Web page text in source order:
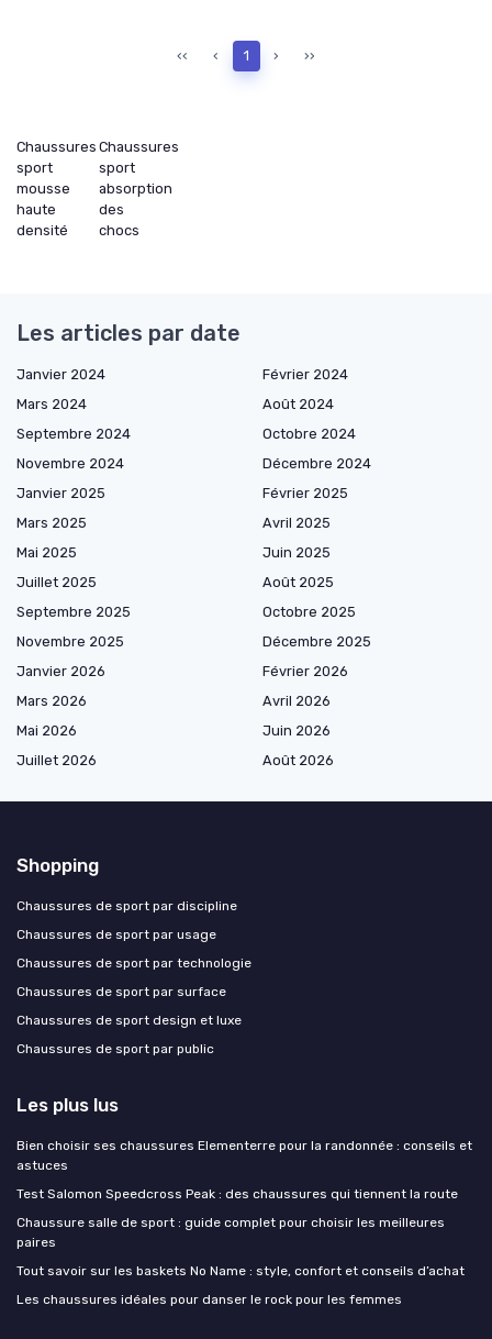
‹‹ ‹ 1 › ››
Chaussures
sport
mousse
haute
densité
Chaussures
sport
absorption
des
chocs
Les articles par date
Janvier 2024
Février 2024
Mars 2024
Août 2024
Septembre 2024
Octobre 2024
Novembre 2024
Décembre 2024
Janvier 2025
Février 2025
Mars 2025
Avril 2025
Mai 2025
Juin 2025
Juillet 2025
Août 2025
Septembre 2025
Octobre 2025
Novembre 2025
Décembre 2025
Janvier 2026
Février 2026
Mars 2026
Avril 2026
Mai 2026
Juin 2026
Juillet 2026
Août 2026
Shopping
Chaussures de sport par discipline
Chaussures de sport par usage
Chaussures de sport par technologie
Chaussures de sport par surface
Chaussures de sport design et luxe
Chaussures de sport par public
Les plus lus
Bien choisir ses chaussures Elementerre pour la randonnée : conseils et
astuces
Test Salomon Speedcross Peak : des chaussures qui tiennent la route
Chaussure salle de sport : guide complet pour choisir les meilleures
paires
Tout savoir sur les baskets No Name : style, confort et conseils d’achat
Les chaussures idéales pour danser le rock pour les femmes